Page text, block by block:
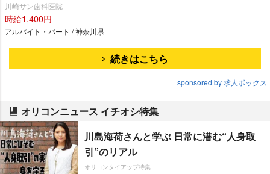
川崎サン歯科医院
時給1,400円
アルバイト・パート / 神奈川県
続きはこちら
sponsored by 求人ボックス
オリコンニュース イチオシ特集
川島海荷さんと学ぶ 日常に潜む“人身取
引”のリアル
オリコンタイアップ特集